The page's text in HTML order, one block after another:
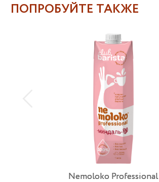
ПОПРОБУЙТЕ ТАКЖЕ
Nemoloko Professional